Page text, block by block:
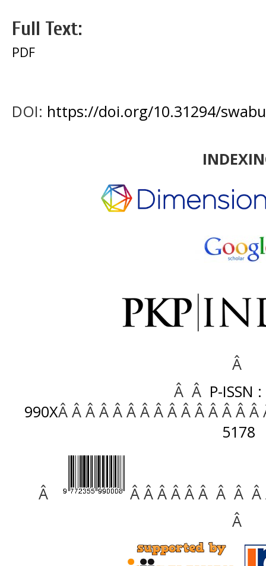
Full Text:
PDF
DOI: https://doi.org/10.31294/
Â
Â Â P-ISSN
990XÂ Â Â Â Â Â Â Â Â Â Â Â Â Â
5178
Â
Â Â Â Â Â Â Â Â
Â